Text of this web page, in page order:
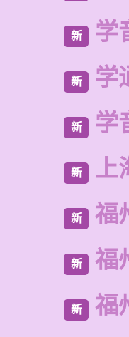
新 学
新 学
新 学
新 上
新 福
新 福
新 福